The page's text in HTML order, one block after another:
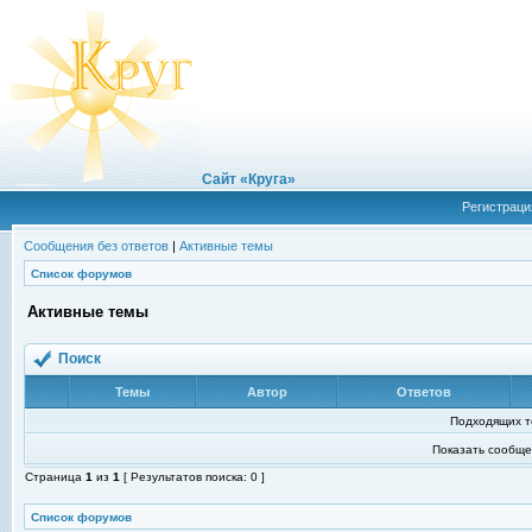
Сайт «Круга»
Сообщения без ответов | Активные темы
Список форумов
Активные темы
Поиск
Темы Автор Ответов
Подходящих
Показать
Страница 1 из 1 [ Результатов поиска: 0 ]
Список форумов